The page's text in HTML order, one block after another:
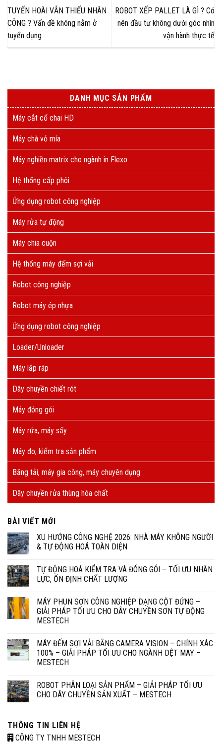
TUYỂN HOÀI VẪN THIẾU NHÂN
CÔNG ? Vấn đề không nằm ở
tuyển dụng
ROBOT XẾP PALLET LÀ GÌ ? Có
nên đầu tư không dưới góc nhìn
vận hành thực tế
DANH MỤC SẢN PHẨM
Máy cắt cổ chai HD
Máy chà vỏ mía
Máy nghiền matrix cho ngành in Flexo
Hệ thống cấp phôi
Ứng dụng robot công nghiệp
Máy rửa tự động
Máy chia cuộn
Hệ thống máy đếm sợi vải
Robot công nghiệp
Robot máy ép nhựa
Ứng dụng robot công nghiệp
Loader/Unloader
Máy lắp ráp
Dây chuyền chiết rót
Máy đóng gói
Máy rửa, máy sấy
Máy đo, kiểm tra sản phẩm
Băng tải, máy gia công, máy chuyên dụng
Dây chuyền rửa thùng hóa chất
BÀI VIẾT MỚI
XU HƯỚNG CÔNG NGHỆ 2026: NHÀ MÁY KHÔNG NGƯỜI
& TỰ ĐỘNG HOÁ TOÀN DIỆN
TỰ ĐỘNG HOÁ KIỂM TRA VÀ ĐÓNG GÓI – TỐI ƯU NHÂN
LỰC, ỔN ĐỊNH CHẤT LƯỢNG
MÁY PHUN SƠN CÔNG NGHIỆP DẠNG CỘT ĐỨNG –
GIẢI PHÁP TỐI ƯU CHO DÂY CHUYỀN SƠN TỰ ĐỘNG
MESTECH
MÁY ĐẾM SỢI VẢI BẰNG CAMERA VISION – CHÍNH XÁC
100% – GIẢI PHÁP TỐI ƯU CHO NGÀNH DỆT MAY –
MESTECH
ROBOT PHÂN LOẠI SẢN PHẨM – GIẢI PHÁP TỐI ƯU
CHO DÂY CHUYỀN SẢN XUẤT – MESTECH
THÔNG TIN LIÊN HỆ
CÔNG TY TNHH MESTECH